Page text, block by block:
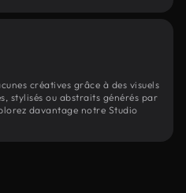
créatives grâce à des visuels
stylisés ou abstraits générés par
davantage notre Studio